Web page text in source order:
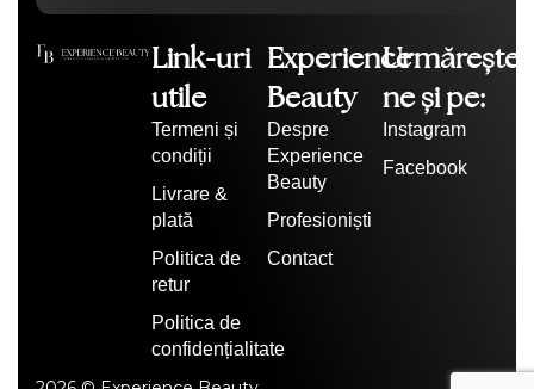
Link-uri
utile
Termeni și
condiții
Livrare &
plată
Politica de
retur
Politica de
confidențialitate
Experience
Beauty
Despre
Experience
Beauty
Profesioniști
Contact
Urmărește-
ne și pe:
Instagram
Facebook